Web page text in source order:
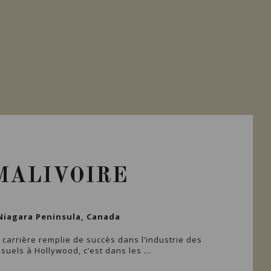
Peninsula, Canada
remplie de succès dans l’industrie des
à Hollywood, c’est dans les ...